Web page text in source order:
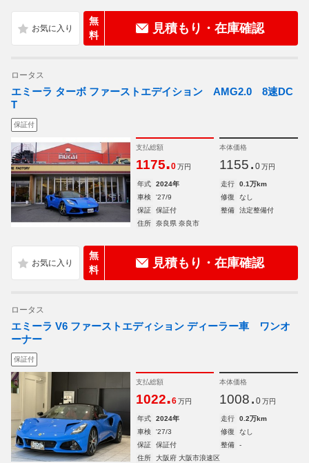
無
料
見積もり・在庫確認
ロータス
エミーラ ターボ ファーストエデイション AMG2.0 8速DC
T
保証付
支払総額
1175.0 万円
本体価格
1155. 0 万円
年式 2024年 走行
0.1万km
車検
'27/9 修復
なし
保証
保証付 整備
法定整備付
住所
奈良県 奈良市
無
料
見積もり・在庫確認
ロータス
エミーラ V6 ファーストエディション ディーラー車 ワンオ
ーナー
保証付
支払総額
1022.6 万円
本体価格
1008. 0 万円
年式 2024年 走行
0.2万km
車検
'27/3 修復
なし
保証
保証付 整備
-
住所
大阪府 大阪市浪速区